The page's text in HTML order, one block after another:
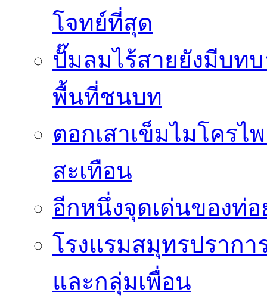
โจทย์ที่สุด
ปั๊มลมไร้สายยังมีบท
พื้นที่ชนบท
ตอกเสาเข็มไมโคร
สะเทือน
อีกหนึ่งจุดเด่นของท่
โรงแรมสมุทรปราก
และกลุ่มเพื่อน